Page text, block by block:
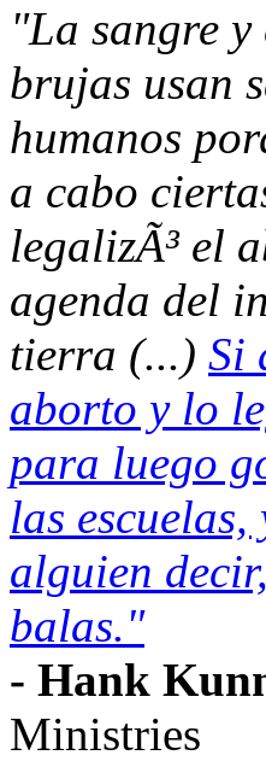
"La sangre
brujas usan
humanos
a cabo
legalizÃ³ el
agenda del
tierra (...) Si
aborto y lo
para luego
las
alguien
balas."
- Hank
Ministries